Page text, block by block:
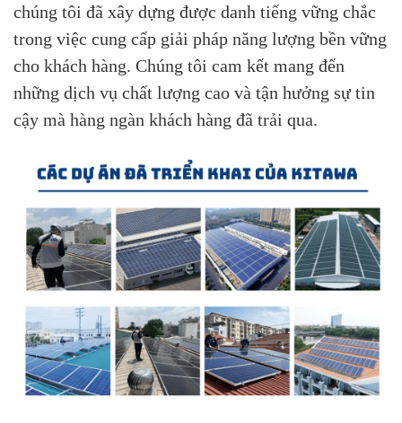
chúng tôi đã xây dựng được danh tiếng vững chắc
trong việc cung cấp giải pháp năng lượng bền vững
cho khách hàng. Chúng tôi cam kết mang đến
những dịch vụ chất lượng cao và tận hưởng sự tin
cậy mà hàng ngàn khách hàng đã trải qua.